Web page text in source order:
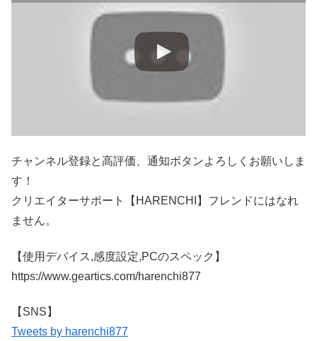
チャンネル登録と高評価、通知ボタンよろしくお願いしま
す！
クリエイターサポート【HARENCHI】フレンドにはなれ
ません。
【使用デバイス,感度設定,PCのスペック】
https://www.geartics.com/harenchi877
【SNS】
Tweets by harenchi877